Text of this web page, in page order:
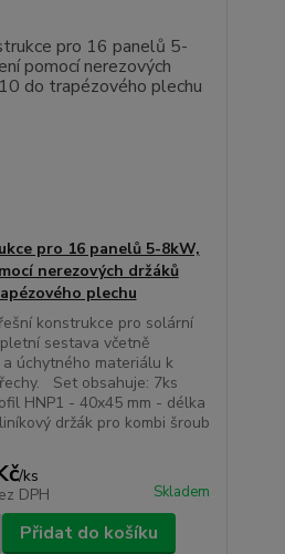
pro 16 panelů 5-8kW,
nerezových držáků
plechu
konstrukce pro solární
sestava včetně
úchytného materiálu k
Set obsahuje: 7ks
HNP1 - 40x45 mm - délka
držák pro kombi šroub
/ks
DPH Skladem
Přidat do košíku